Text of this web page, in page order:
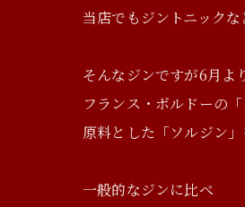
当店でもジントニック
そんなジンですが6月よ
フランス・ボルドーの
原料とした「ソルジン
一般的なジンに比べ